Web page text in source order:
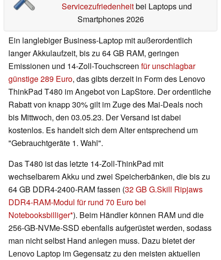
Servicezufriedenheitbei Laptops und
Smartphones 2026
Ein langlebiger Business-Laptop mit außerordentlich
langer Akkulaufzeit, bis zu 64 GB RAM, geringen
Emissionen und 14-Zoll-Touchscreen für unschlagbar
günstige 289 Euro, das gibts derzeit in Form des Lenovo
ThinkPad T480 im Angebot von LapStore. Der ordentliche
Rabatt von knapp 30% gilt im Zuge des Mai-Deals noch
bis Mittwoch, den 03.05.23. Der Versand ist dabei
kostenlos. Es handelt sich dem Alter entsprechend um
"Gebrauchtgeräte 1. Wahl".
Das T480 ist das letzte 14-Zoll-ThinkPad mit
wechselbarem Akku und zwei Speicherbänken, die bis zu
64 GB DDR4-2400-RAM fassen (32 GB G.Skill Ripjaws
DDR4-RAM-Modul für rund 70 Euro bei
Notebooksbilliger ). Beim Händler können RAM und die
256-GB-NVMe-SSD ebenfalls aufgerüstet werden, sodass
man nicht selbst Hand anlegen muss. Dazu bietet der
Lenovo Laptop im Gegensatz zu den meisten aktuellen